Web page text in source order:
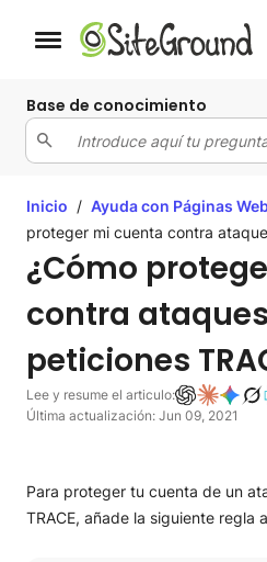
Botón de navegación móvil
Base de conocimiento
Inicio / Ayuda con Páginas
proteger mi cuenta contra
¿Cómo
contra
peticiones
Lee y resume el articulo:
Última actualización: Jun 09, 2021
Para proteger tu cuenta de un
TRACE, añade la siguiente regla